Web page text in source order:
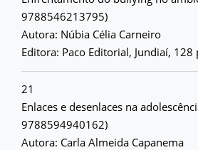
9788546213795)
Autora: Núbia Célia Carneiro
Editora: Paco Editorial, Jundiaí, 128
21
Enlaces e desenlaces na
9788594940162)
Autora: Carla Almeida Capanema